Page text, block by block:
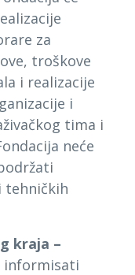
za
troškove
i realizacije
i
tima i
neće
tehničkih
kraja –
informisati